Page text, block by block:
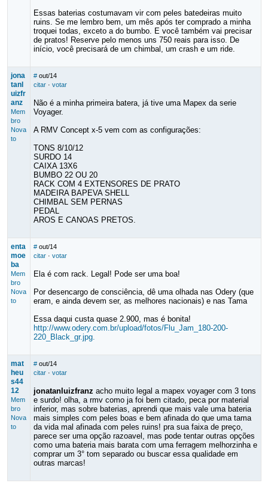
Essas baterias costumavam vir com peles batedeiras muito
ruins. Se me lembro bem, um mês após ter comprado a minha
troquei todas, exceto a do bumbo. E você também vai precisar
de pratos! Reserve pelo menos uns 750 reais para isso. De
início, você precisará de um chimbal, um crash e um ride.
jona
tanl
uizfr
anz
Mem
bro
Nova
to
# out/14
citar· votar
Não é a minha primeira batera, já tive uma Mapex da serie
Voyager.
A RMV Concept x-5 vem com as configurações:
TONS 8/10/12
SURDO 14
CAIXA 13X6
BUMBO 22 OU 20
RACK COM 4 EXTENSORES DE PRATO
MADEIRA BAPEVA SHELL
CHIMBAL SEM PERNAS
PEDAL
AROS E CANOAS PRETOS.
enta
moe
ba
Mem
bro
Nova
to
# out/14
citar· votar
Ela é com rack. Legal! Pode ser uma boa!
Por desencargo de consciência, dê uma olhada nas Odery (que
eram, e ainda devem ser, as melhores nacionais) e nas Tama
Essa daqui custa quase 2.900, mas é bonita!
http://www.odery.com.br/upload/fotos/Flu_Jam_180-200-
220_Black_gr.jpg.
mat
heu
s44
12
Mem
bro
Nova
to
# out/14
citar· votar
jonatanluizfranz acho muito legal a mapex voyager com 3 tons
e surdo! olha, a rmv como ja foi bem citado, peca por material
inferior, mas sobre baterias, aprendi que mais vale uma bateria
mais simples com peles boas e bem afinada do que uma tama
da vida mal afinada com peles ruins! pra sua faixa de preço,
parece ser uma opção razoavel, mas pode tentar outras opções
como uma bateria mais barata com uma ferragem melhorzinha e
comprar um 3° tom separado ou buscar essa qualidade em
outras marcas!